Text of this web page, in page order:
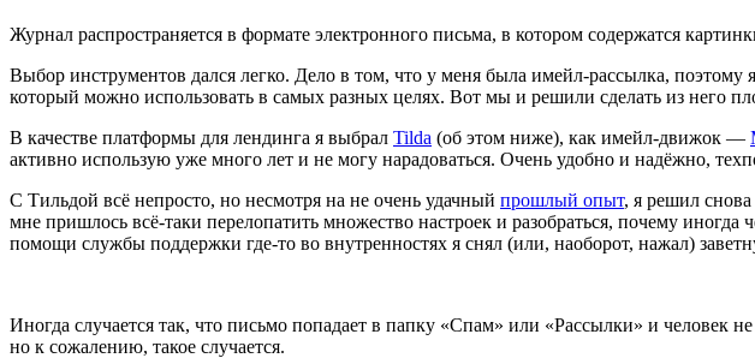
Журнал распространяется в формате электронного письма, в котором содержатся
Выбор инструментов дался легко. Дело в том, что у меня была имейл-рассылка,
который можно использовать в самых разных целях. Вот мы и решили сделать из него
В качестве платформы для лендинга я выбрал Tilda (об этом ниже), как имейл-движок —
активно использую уже много лет и не могу нарадоваться. Очень удобно и надёжно,
С Тильдой всё непросто, но несмотря на не очень удачный прошлый опыт, я решил
мне пришлось всё-таки перелопатить множество настроек и разобраться, почему
помощи службы поддержки где-то во внутренностях я снял (или, наоборот, нажал)
Иногда случается так, что письмо попадает в папку «Спам» или «Рассылки» и человек
но к сожалению, такое случается.